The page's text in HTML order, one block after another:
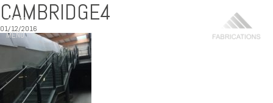
MENU
CAMBRIDGE4
01/12/2016